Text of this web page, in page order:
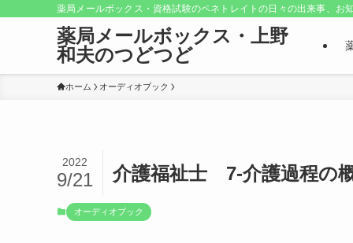
薬局メールボックス・資格試験のペネトレイトの日々の出来事、
薬局メールボックス・上野
和夫のつどつど
ホーム オーディオブック
介護福祉士 7-介護過程の
2022
9/21
オーディオブック